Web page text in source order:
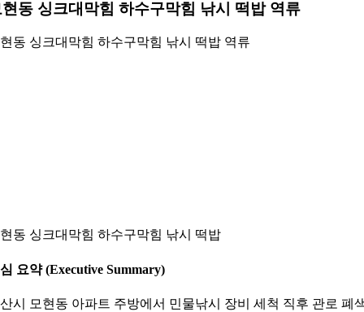
동 싱크대막힘 하수구막힘 낚시 떡밥 역류
동 싱크대막힘 하수구막힘 낚시 떡밥 역류
동 싱크대막힘 하수구막힘 낚시 떡밥
요약 (Executive Summary)
시 모현동 아파트 주방에서 민물낚시 장비 세척 직후 관로 폐